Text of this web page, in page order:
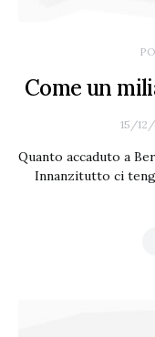
Come un
15/
Quanto accaduto a
Innanzitutto ci